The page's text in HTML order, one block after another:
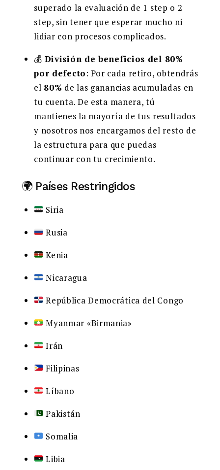
superado la evaluación de 1 step o 2
step, sin tener que esperar mucho ni
lidiar con procesos complicados.
💰 División de beneficios del 80%
por defecto: Por cada retiro, obtendrás
el 80% de las ganancias acumuladas en
tu cuenta. De esta manera, tú
mantienes la mayoría de tus resultados
y nosotros nos encargamos del resto de
la estructura para que puedas
continuar con tu crecimiento.
🌍 Países Restringidos
Siria
Rusia
Kenia
Nicaragua
República Democrática del Congo
Myanmar «Birmania»
Irán
Filipinas
Líbano
Pakistán
Somalia
Libia